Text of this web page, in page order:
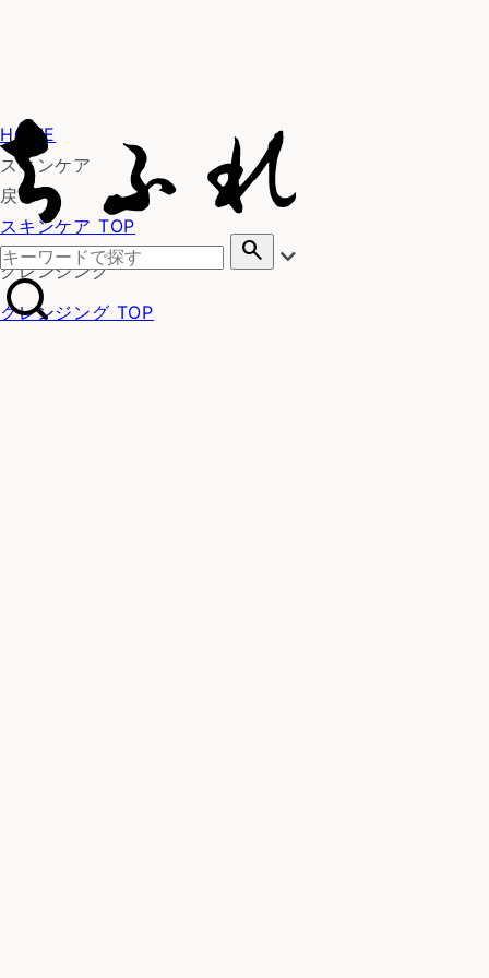
search
HOME
スキンケア
戻る
スキンケア TOP
クレンジング
クレンジング TOP